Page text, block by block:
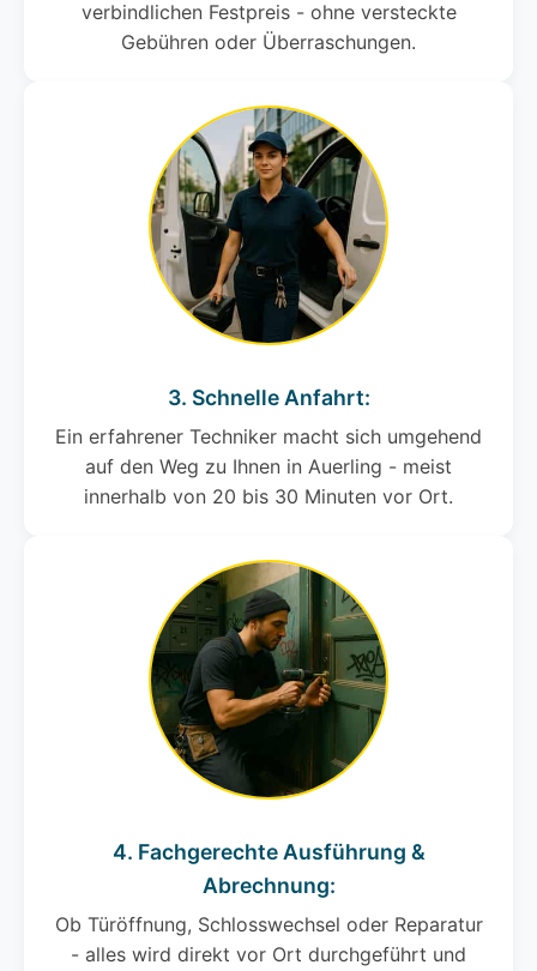
verbindlichen Festpreis - ohne versteckte
Gebühren oder Überraschungen.
3. Schnelle Anfahrt:
Ein erfahrener Techniker macht sich umgehend
auf den Weg zu Ihnen in Auerling - meist
innerhalb von 20 bis 30 Minuten vor Ort.
4. Fachgerechte Ausführung &
Abrechnung:
Ob Türöffnung, Schlosswechsel oder Reparatur
- alles wird direkt vor Ort durchgeführt und